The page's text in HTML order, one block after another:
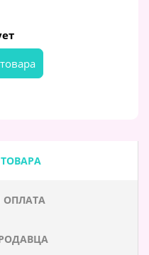
ОПЛАТА